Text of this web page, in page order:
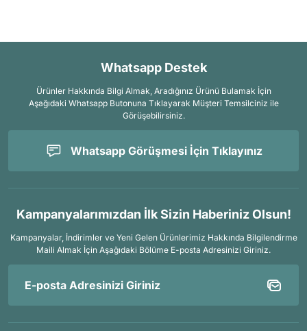
Whatsapp Destek
Ürünler Hakkında Bilgi Almak, Aradığınız Ürünü Bulamak İçin
Aşağıdaki Whatsapp Butonuna Tıklayarak Müşteri Temsilciniz ile
Görüşebilirsiniz.
Whatsapp Görüşmesi İçin Tıklayınız
Kampanyalarımızdan İlk Sizin Haberiniz Olsun!
Kampanyalar, İndirimler ve Yeni Gelen Ürünlerimiz Hakkında Bilgilendirme
Maili Almak İçin Aşağıdaki Bölüme E-posta Adresinizi Giriniz.